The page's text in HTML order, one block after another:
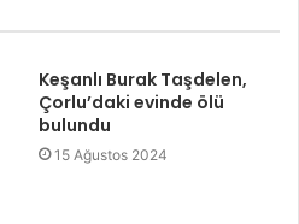
Keşanlı Burak Taşdelen,
Çorlu’daki evinde ölü
bulundu
15 Ağustos 2024